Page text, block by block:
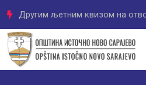
Другим љетним квизом на